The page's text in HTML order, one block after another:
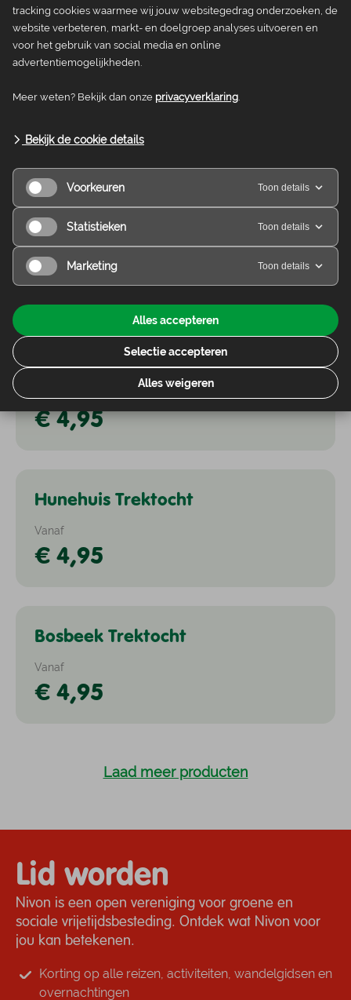
Jubileum
Nivon Jubileumboek "Van Nieuwe
Mens tot Natuurvriend"
€ 28,95
Nivon Trektochten
Zeehuis Trektocht
Vanaf
€ 4,95
Nivon Trektochten
Koos Vorrinkhuis Trektochtkaart
€ 4,95
Nivon Trektochten
Hunehuis Trektocht
Vanaf
€ 4,95
Nivon Trektochten
Bosbeek Trektocht
Vanaf
€ 4,95
Laad meer producten
Lid worden
Nivon is een open vereniging voor groene en
sociale vrijetijdsbesteding. Ontdek wat Nivon voor
jou kan betekenen.
Korting op alle reizen, activiteiten, wandelgidsen en
overnachtingen
tracking cookies waarmee wij jouw websitegedrag onderzoeken, de
website verbeteren, markt- en doelgroep analyses uitvoeren en
voor het gebruik van social media en online
advertentiemogelijkheden.
Meer weten? Bekijk dan onze privacyverklaring.
Bekijk de cookie details
Voorkeuren Toon details
Statistieken Toon details
Marketing Toon details
Alles accepteren
Selectie accepteren
Alles weigeren